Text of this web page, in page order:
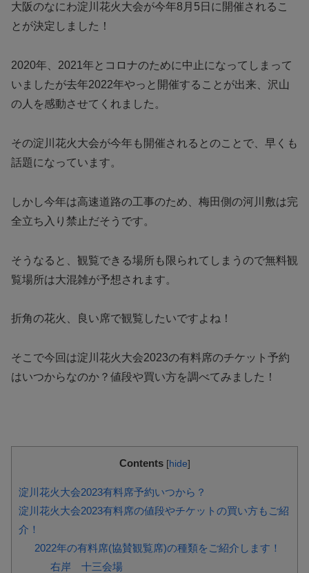
大阪のなにわ淀川花火大会が今年8月5日に開催されるこ
とが決定しました！
2020年、2021年とコロナのために中止になってしまって
いましたが去年2022年やっと開催することが出来、沢山
の人を感動させてくれました。
その淀川花火大会が今年も開催されるとのことで、早くも
話題になっています。
しかし今年は高速道路の工事のため、梅田側の河川敷は完
全立ち入り禁止だそうです。
そうなると、観覧できる場所も限られてしまうので無料観
覧場所は大混雑が予想されます。
折角の花火、良い席で観覧したいですよね！
そこで今回は淀川花火大会2023の有料席のチケット予約
はいつからなのか？値段や買い方を調べてみました！
Contents [hide]
淀川花火大会2023有料席予約いつから？
淀川花火大会2023有料席の値段やチケットの買い方もご紹
介！
2022年の有料席(協賛観覧席)の種類をご紹介します！
右岸 十三会場